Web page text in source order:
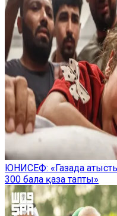
ЮНИСЕФ: «Газада атысты
300 бала қаза тапты»